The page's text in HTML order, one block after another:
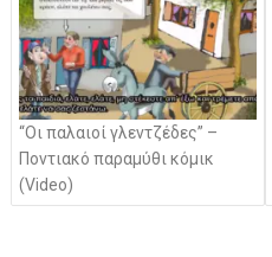
“Οι παλαιοί γλεντζέδες” –
Ποντιακό παραμύθι κόμικ
(Video)